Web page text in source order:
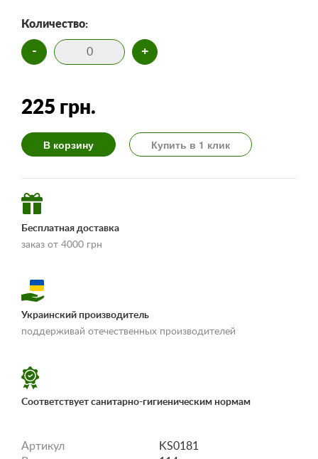
Количество:
- +
225 грн.
В корзину Купить в 1 клик
Бесплатная доставка
заказ от 4000 грн
доставки и оплаты»
Украинский производитель
поддерживай отечественных производителей
Соответствует санитарно-гигиеническим нормам
Артикул
KS0181